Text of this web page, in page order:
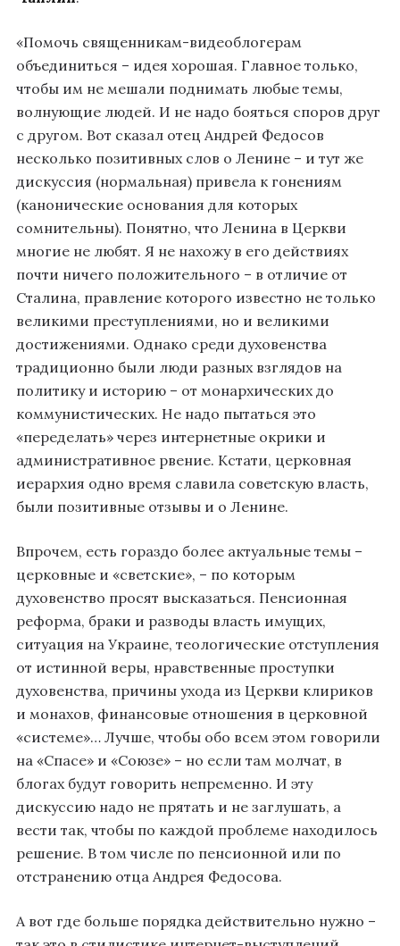
«Помочь священникам-видеоблогерам
объединиться – идея хорошая. Главное только,
чтобы им не мешали поднимать любые темы,
волнующие людей. И не надо бояться споров друг
с другом. Вот сказал отец Андрей Федосов
несколько позитивных слов о Ленине – и тут же
дискуссия (нормальная) привела к гонениям
(канонические основания для которых
сомнительны). Понятно, что Ленина в Церкви
многие не любят. Я не нахожу в его действиях
почти ничего положительного – в отличие от
Сталина, правление которого известно не только
великими преступлениями, но и великими
достижениями. Однако среди духовенства
традиционно были люди разных взглядов на
политику и историю – от монархических до
коммунистических. Не надо пытаться это
«переделать» через интернетные окрики и
административное рвение. Кстати, церковная
иерархия одно время славила советскую власть,
были позитивные отзывы и о Ленине.
Впрочем, есть гораздо более актуальные темы –
церковные и «светские», – по которым
духовенство просят высказаться. Пенсионная
реформа, браки и разводы власть имущих,
ситуация на Украине, теологические отступления
от истинной веры, нравственные проступки
духовенства, причины ухода из Церкви клириков
и монахов, финансовые отношения в церковной
«системе»… Лучше, чтобы обо всем этом говорили
на «Спасе» и «Союзе» – но если там молчат, в
блогах будут говорить непременно. И эту
дискуссию надо не прятать и не заглушать, а
вести так, чтобы по каждой проблеме находилось
решение. В том числе по пенсионной или по
отстранению отца Андрея Федосова.
А вот где больше порядка действительно нужно –